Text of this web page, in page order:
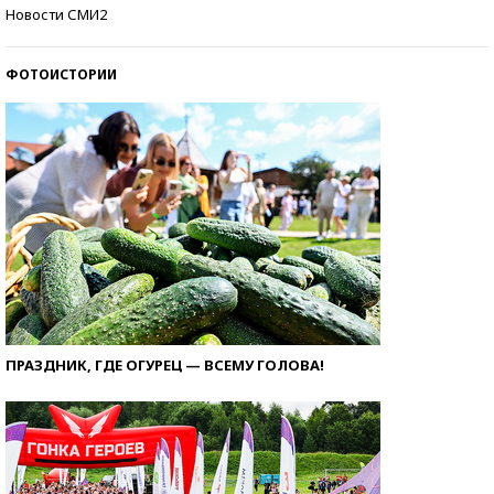
Новости СМИ2
ФОТОИСТОРИИ
ПРАЗДНИК, ГДЕ ОГУРЕЦ — ВСЕМУ ГОЛОВА!